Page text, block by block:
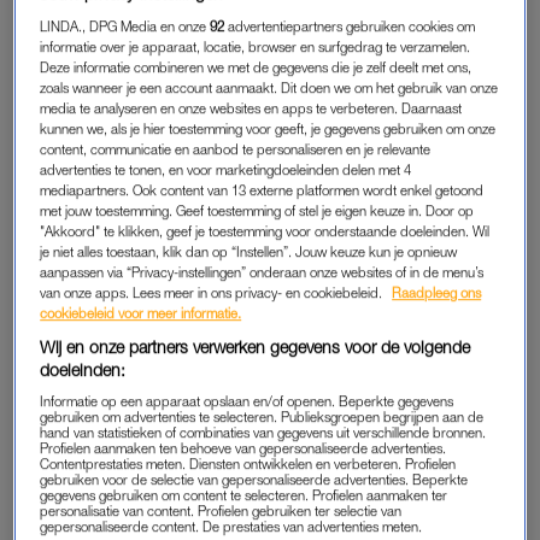
kijk op dat hele rouwen. Tegen mijn casemanager van
Slachtofferhulp Nederland sprak ik uiterst zelfverzekerd: “Ik
had dus bedacht dat het handig is, om als eerste aan de slag
te gaan met mijn eerste laag van rouw bij een rouwcoach of
psycholoog. Als die laag weg is, kan ik naar een
traumapsycholoog. Als die dan klaar is, ben ik veel beter in
staat om mijn laatste stuk rouw op te pakken met die eerste
knakker. Dus als jij nou mij wat namen en nummers geeft, dan
ga ik aan de slag. En dan ben ik met een week of twaalf wel
weer op de rit.”
STAPPENPLAN
Tada. En dan zou ik weer gewoon de oude zijn en leefden we
nog lang en gelukkig. Om bovenstaande uitspraak kracht bij te
zetten, had ik me al helemaal ingelezen in de vijf fases van
rouw en was ik driftig op zoek gegaan naar een stappenplan.
Stap 1 tot en met 374: en klaar. Heerlijk overzichtelijk leek me
LINDA., DPG Media en onze92 advertentiepartners gebruiken cookies om
informatie over je apparaat, locatie, browser en surfgedrag te verzamelen.
Deze informatie combineren we met de gegevens die je zelf deelt met ons,
zoals wanneer je een account aanmaakt. Dit doen we om het gebruik van onze
media te analyseren en onze websites en apps te verbeteren. Daarnaast
kunnen we, als je hier toestemming voor geeft, je gegevens gebruiken om onze
content, communicatie en aanbod te personaliseren en je relevante
advertenties te tonen, en voor marketingdoeleinden delen met 4
mediapartners. Ook content van 13 externe platformen wordt enkel getoond
met jouw toestemming. Geef toestemming of stel je eigen keuze in. Door op
"Akkoord" te klikken, geef je toestemming voor onderstaande doeleinden. Wil
je niet alles toestaan, klik dan op “Instellen”. Jouw keuze kun je opnieuw
aanpassen via “Privacy-instellingen” onderaan onze websites of in de menu’s
van onze apps. Lees meer in ons privacy- en cookiebeleid.
Raadpleeg ons
cookiebeleid voor meer informatie.
Wij en onze partners verwerken gegevens voor de volgende
doeleinden:
Informatie op een apparaat opslaan en/of openen. Beperkte gegevens
gebruiken om advertenties te selecteren. Publieksgroepen begrijpen aan de
hand van statistieken of combinaties van gegevens uit verschillende bronnen.
Profielen aanmaken ten behoeve van gepersonaliseerde advertenties.
Contentprestaties meten. Diensten ontwikkelen en verbeteren. Profielen
gebruiken voor de selectie van gepersonaliseerde advertenties. Beperkte
gegevens gebruiken om content te selecteren. Profielen aanmaken ter
personalisatie van content. Profielen gebruiken ter selectie van
gepersonaliseerde content. De prestaties van advertenties meten.